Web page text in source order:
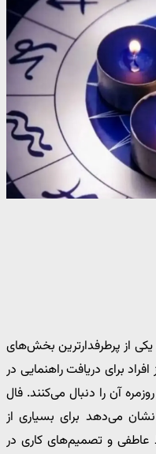
یکی از پرطرفدارترین بخش‌های
برای دریافت راهنمایی در
آن را دنبال می‌کنند. فال
روزانه امروز پنجشنبه ۳۰ بهمن ۱۴۰۴ نشان می‌دهد برای بسیاری از
عاطفی و تصمیم‌های کاری در